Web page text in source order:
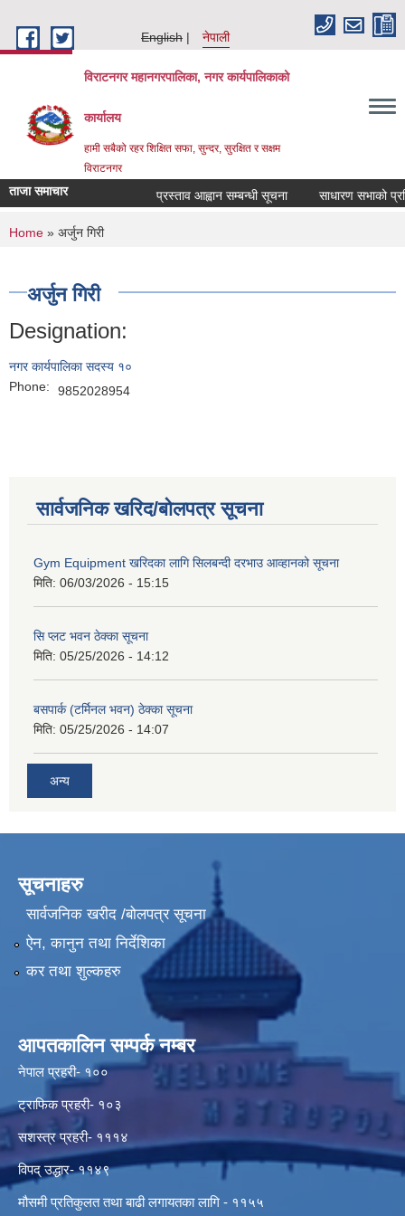
English
नेपाली
विराटनगर महानगरपालिका, नगर कार्यपालिकाको
कार्यालय
हामी सबैको रहर शिक्षित सफा, सुन्दर, सुरक्षित र सक्षम
विराटनगर
ताजा समाचार प्रस्ताव आह्वान सम्बन्धी सूचना साधारण सभाको
You are here
Home » अर्जुन गिरी
अर्जुन गिरी
Designation:
नगर कार्यपालिका सदस्य १०
Phone:
9852028954
सार्वजनिक खरिद/बोलपत्र सूचना
Gym Equipment खरिदका लागि सिलबन्दी दरभाउ आव्हानको सूचना
मिति: 06/03/2026 - 15:15
सि प्लट भवन ठेक्का सूचना
मिति: 05/25/2026 - 14:12
बसपार्क (टर्मिनल भवन) ठेक्का सूचना
मिति: 05/25/2026 - 14:07
अन्य
सूचनाहरु
सार्वजनिक खरीद /बोलपत्र सूचना
ऐन, कानुन तथा निर्देशिका
कर तथा शुल्कहरु
आपतकालिन सम्पर्क नम्बर
नेपाल प्रहरी- १००
ट्राफिक प्रहरी- १०३
सशस्त्र प्रहरी- १११४
विपद् उद्धार- ११४९
मौसमी प्रतिकुलत तथा बाढी लगायतका लागि - ११५५